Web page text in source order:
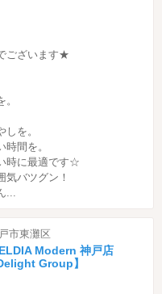
ございます★
を。
間を。
時に最適です☆
気バツグン！
...
市東灘区
Modern 神戸店
Group】